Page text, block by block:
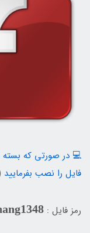
💻 در صورتی که بسته
فایل را نصب بفرمایید
رمز فایل :